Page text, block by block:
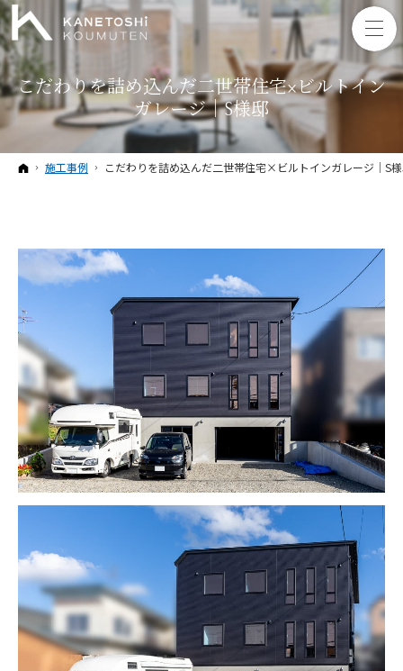
こだわりを詰め込んだ二世帯住宅×ビルトイン
ガレージ｜S様邸
ホーム
施工事例 こだわりを詰め込んだ二世帯住宅×ビルトインガレージ｜S